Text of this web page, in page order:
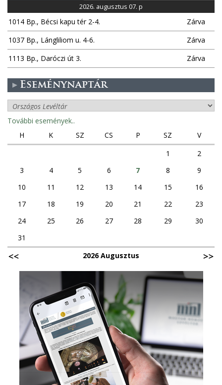
2026. augusztus 07. p
1014 Bp., Bécsi kapu tér 2-4.
Zárva
1037 Bp., Lángliliom u. 4-6.
Zárva
1113 Bp., Daróczi út 3.
Zárva
Eseménynaptár
További események..
H
K SZ CS P SZ
V
1
2
3
4 5 6 7 8
9
10
11 12 13 14 15
16
17
18 19 20 21 22
23
24
25 26 27 28 29
30
31
2026 Augusztus